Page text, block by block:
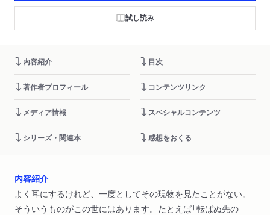
試し読み
内容紹介 目次
著作者プロフィール コンテンツリンク
メディア情報 スペシャルコンテンツ
シリーズ・関連本 感想をおくる
内容紹介
よく耳にするけれど、一度としてその現物を見たことがない。
そういうものがこの世にはあります。たとえば「転ばぬ先の